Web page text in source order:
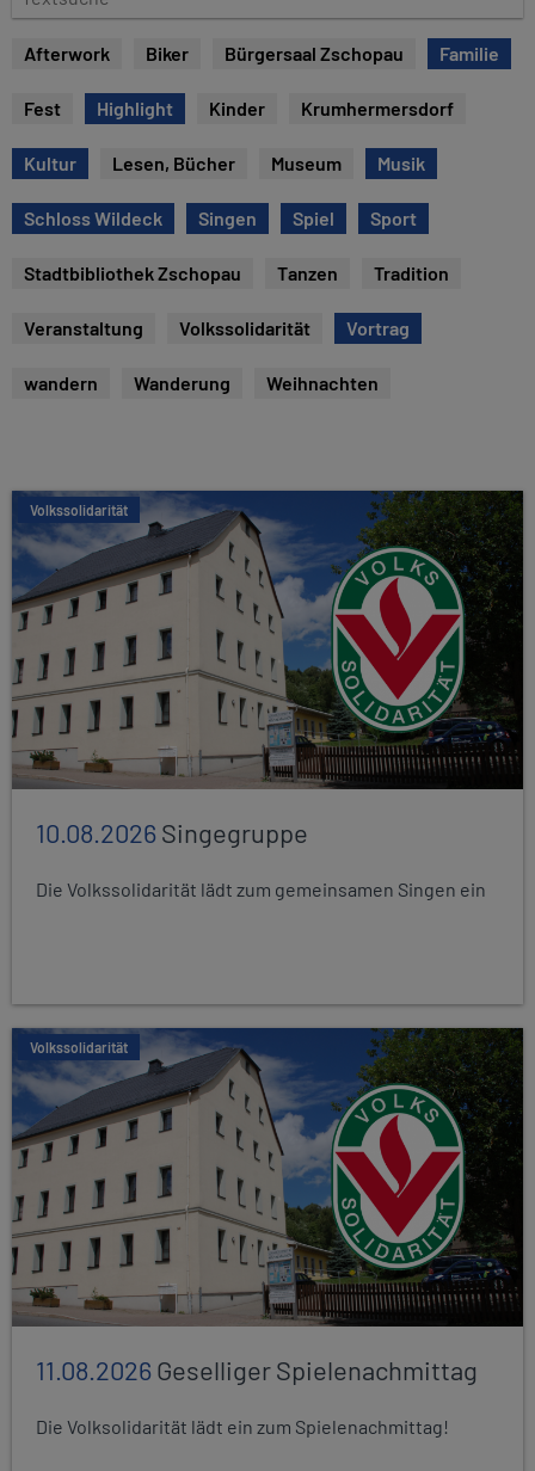
e
c
e
Afterwork Biker Bürgersaal Zschopau Familie
Fest Highlight Kinder Krumhermersdorf
Kultur Lesen, Bücher Museum Musik
Schloss Wildeck Singen Spiel Sport
Stadtbibliothek Zschopau Tanzen Tradition
Veranstaltung Volkssolidarität Vortrag
wandern Wanderung Weihnachten
Volkssolidarität
10.08.2026Singegruppe
Die Volkssolidarität lädt zum gemeinsamen Singen ein
Volkssolidarität
11.08.2026Geselliger Spielenachmittag
Die Volksolidarität lädt ein zum Spielenachmittag!